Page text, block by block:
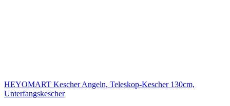
HEYOMART Kescher Angeln, Teleskop-Kescher 130cm,
Unterfangskescher